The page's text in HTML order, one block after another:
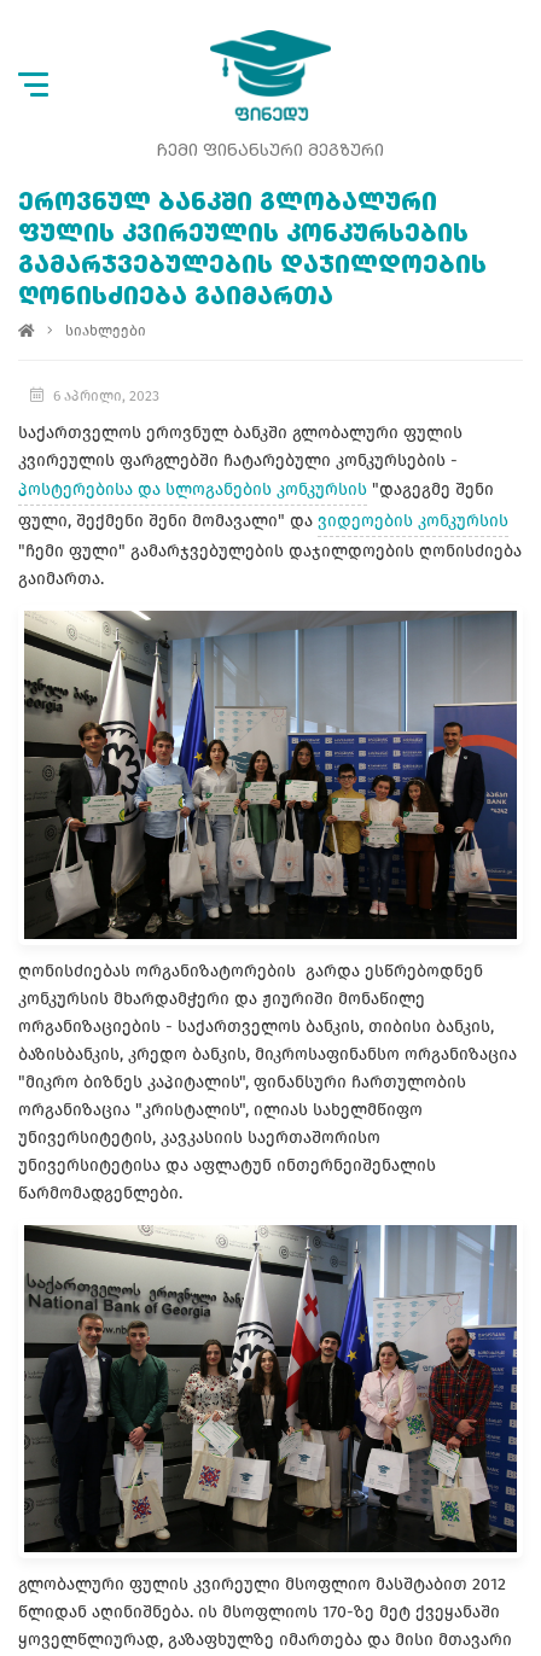
ᲩᲔᲛᲘ ᲤᲘᲜᲐᲜᲡᲣᲠᲘ ᲛᲔᲒᲖᲣᲠᲘ
ᲔᲠᲝᲕᲜᲣᲚ ᲑᲐᲜᲙᲨᲘ ᲒᲚᲝᲑᲐᲚᲣᲠᲘ
ᲤᲣᲚᲘᲡ ᲙᲕᲘᲠᲔᲣᲚᲘᲡ ᲙᲝᲜᲙᲣᲠᲡᲔᲑᲘᲡ
ᲒᲐᲛᲐᲠᲯᲕᲔᲑᲣᲚᲔᲑᲘᲡ ᲓᲐᲯᲘᲚᲓᲝᲔᲑᲘᲡ
ᲦᲝᲜᲘᲡᲫᲘᲔᲑᲐ ᲒᲐᲘᲛᲐᲠᲗᲐ
სიახლეები
6 აპრილი, 2023
საქართველოს ეროვნულ ბანკში გლობალური ფულის
კვირეულის ფარგლებში ჩატარებული კონკურსების -
პოსტერებისა და სლოგანების კონკურსის "დაგეგმე შენი
ფული, შექმენი შენი მომავალი" და ვიდეოების კონკურსის
"ჩემი ფული" გამარჯვებულების დაჯილდოების ღონისძიება
გაიმართა.
ღონისძიებას ორგანიზატორების გარდა ესწრებოდნენ
კონკურსის მხარდამჭერი და ჟიურიში მონაწილე
ორგანიზაციების - საქართველოს ბანკის, თიბისი ბანკის,
ბაზისბანკის, კრედო ბანკის, მიკროსაფინანსო ორგანიზაცია
"მიკრო ბიზნეს კაპიტალის", ფინანსური ჩართულობის
ორგანიზაცია "კრისტალის", ილიას სახელმწიფო
უნივერსიტეტის, კავკასიის საერთაშორისო
უნივერსიტეტისა და აფლატუნ ინთერნეიშენალის
წარმომადგენლები.
გლობალური ფულის კვირეული მსოფლიო მასშტაბით 2012
წლიდან აღინიშნება. ის მსოფლიოს 170-ზე მეტ ქვეყანაში
ყოველწლიურად, გაზაფხულზე იმართება და მისი მთავარი